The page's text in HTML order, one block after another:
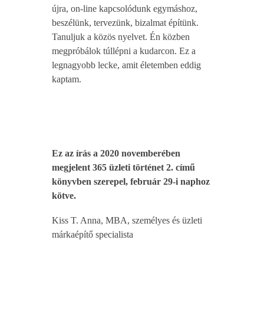
újra, on-line kapcsolódunk egymáshoz,
beszélünk, tervezünk, bizalmat építünk.
Tanuljuk a közös nyelvet. Én közben
megpróbálok túllépni a kudarcon. Ez a
legnagyobb lecke, amit életemben eddig
kaptam.
Ez az írás a 2020 novemberében
megjelent 365 üzleti történet 2. című
könyvben szerepel, február 29-i naphoz
kötve.
Kiss T. Anna, MBA, személyes és üzleti
márkaépítő specialista